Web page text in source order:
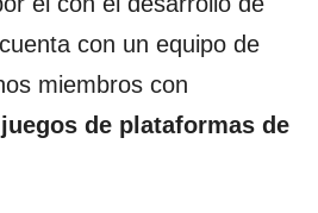
con un equipo de
miembros con
juegos de plataformas de